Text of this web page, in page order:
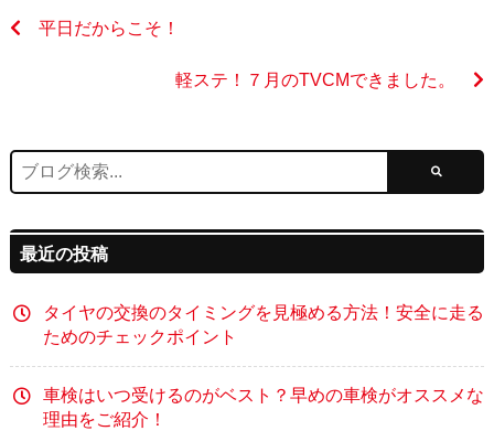
平日だからこそ！
軽ステ！７月のTVCMできました。
最近の投稿
タイヤの交換のタイミングを見極める方法！安全に走る
ためのチェックポイント
車検はいつ受けるのがベスト？早めの車検がオススメな
理由をご紹介！